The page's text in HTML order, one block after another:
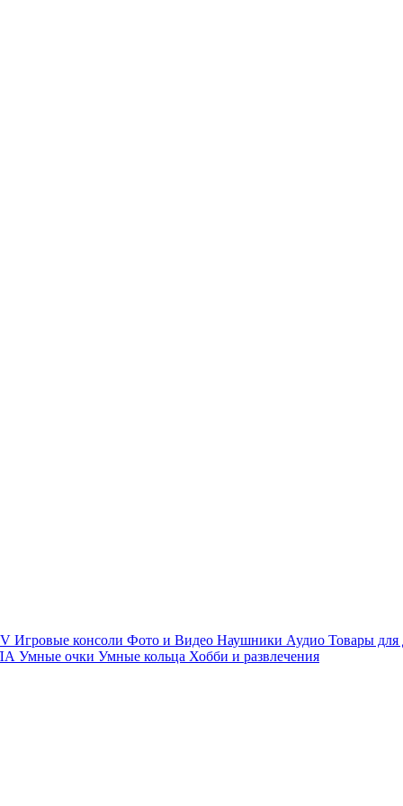
Игровые консоли Фото и Видео Наушники Аудио Товары для
Умные очки Умные кольца Хобби и развлечения